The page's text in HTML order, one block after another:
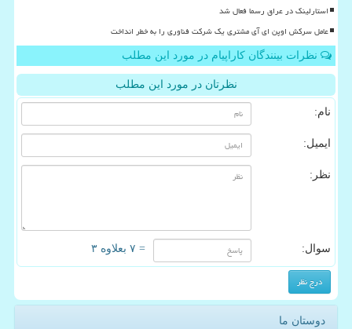
استارلینک در عراق رسما فعال شد
عامل سرکش اوپن ای آی مشتری یک شرکت فناوری را به خطر انداخت
نظرات بینندگان کاراپیام در مورد این مطلب
نظرتان در مورد این مطلب
نام:
ایمیل:
نظر:
سوال: = ۷ بعلاوه ۳
دوستان ما